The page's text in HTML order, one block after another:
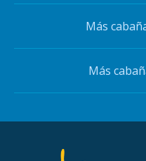
Más
Más